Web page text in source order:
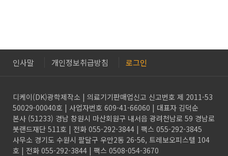
인사말 개인정보취급방침 로그인
디케이(DK)광학제작소 | 의료기기판매업신고 신고번호 제 2011-53
50029-00040호 | 사업자번호 609-41-66060 | 대표자 김덕순
본사 (51233) 경남 창원시 마산회원구 내서읍 광려천남로 59 경남로
봇랜드재단 511호 | 전화 055-292-3844 | 팩스 055-292-3845
사무소 경기도 수원시 팔달구 우만2동 26-56, 트레보오피스텔 104
호 | 전화 055-292-3844 | 팩스 0508-054-3670